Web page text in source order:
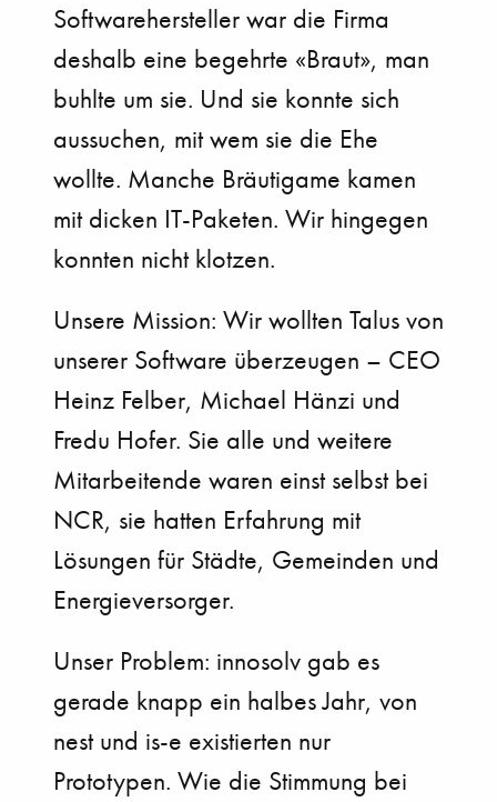
Softwarehersteller war die Firma
deshalb eine begehrte «Braut», man
buhlte um sie. Und sie konnte sich
aussuchen, mit wem sie die Ehe
wollte. Manche Bräutigame kamen
mit dicken IT-Paketen. Wir hingegen
konnten nicht klotzen.
Unsere Mission: Wir wollten Talus von
unserer Software überzeugen – CEO
Heinz Felber, Michael Hänzi und
Fredu Hofer. Sie alle und weitere
Mitarbeitende waren einst selbst bei
NCR, sie hatten Erfahrung mit
Lösungen für Städte, Gemeinden und
Energieversorger.
Unser Problem: innosolv gab es
gerade knapp ein halbes Jahr, von
nest und is-e existierten nur
Prototypen. Wie die Stimmung bei